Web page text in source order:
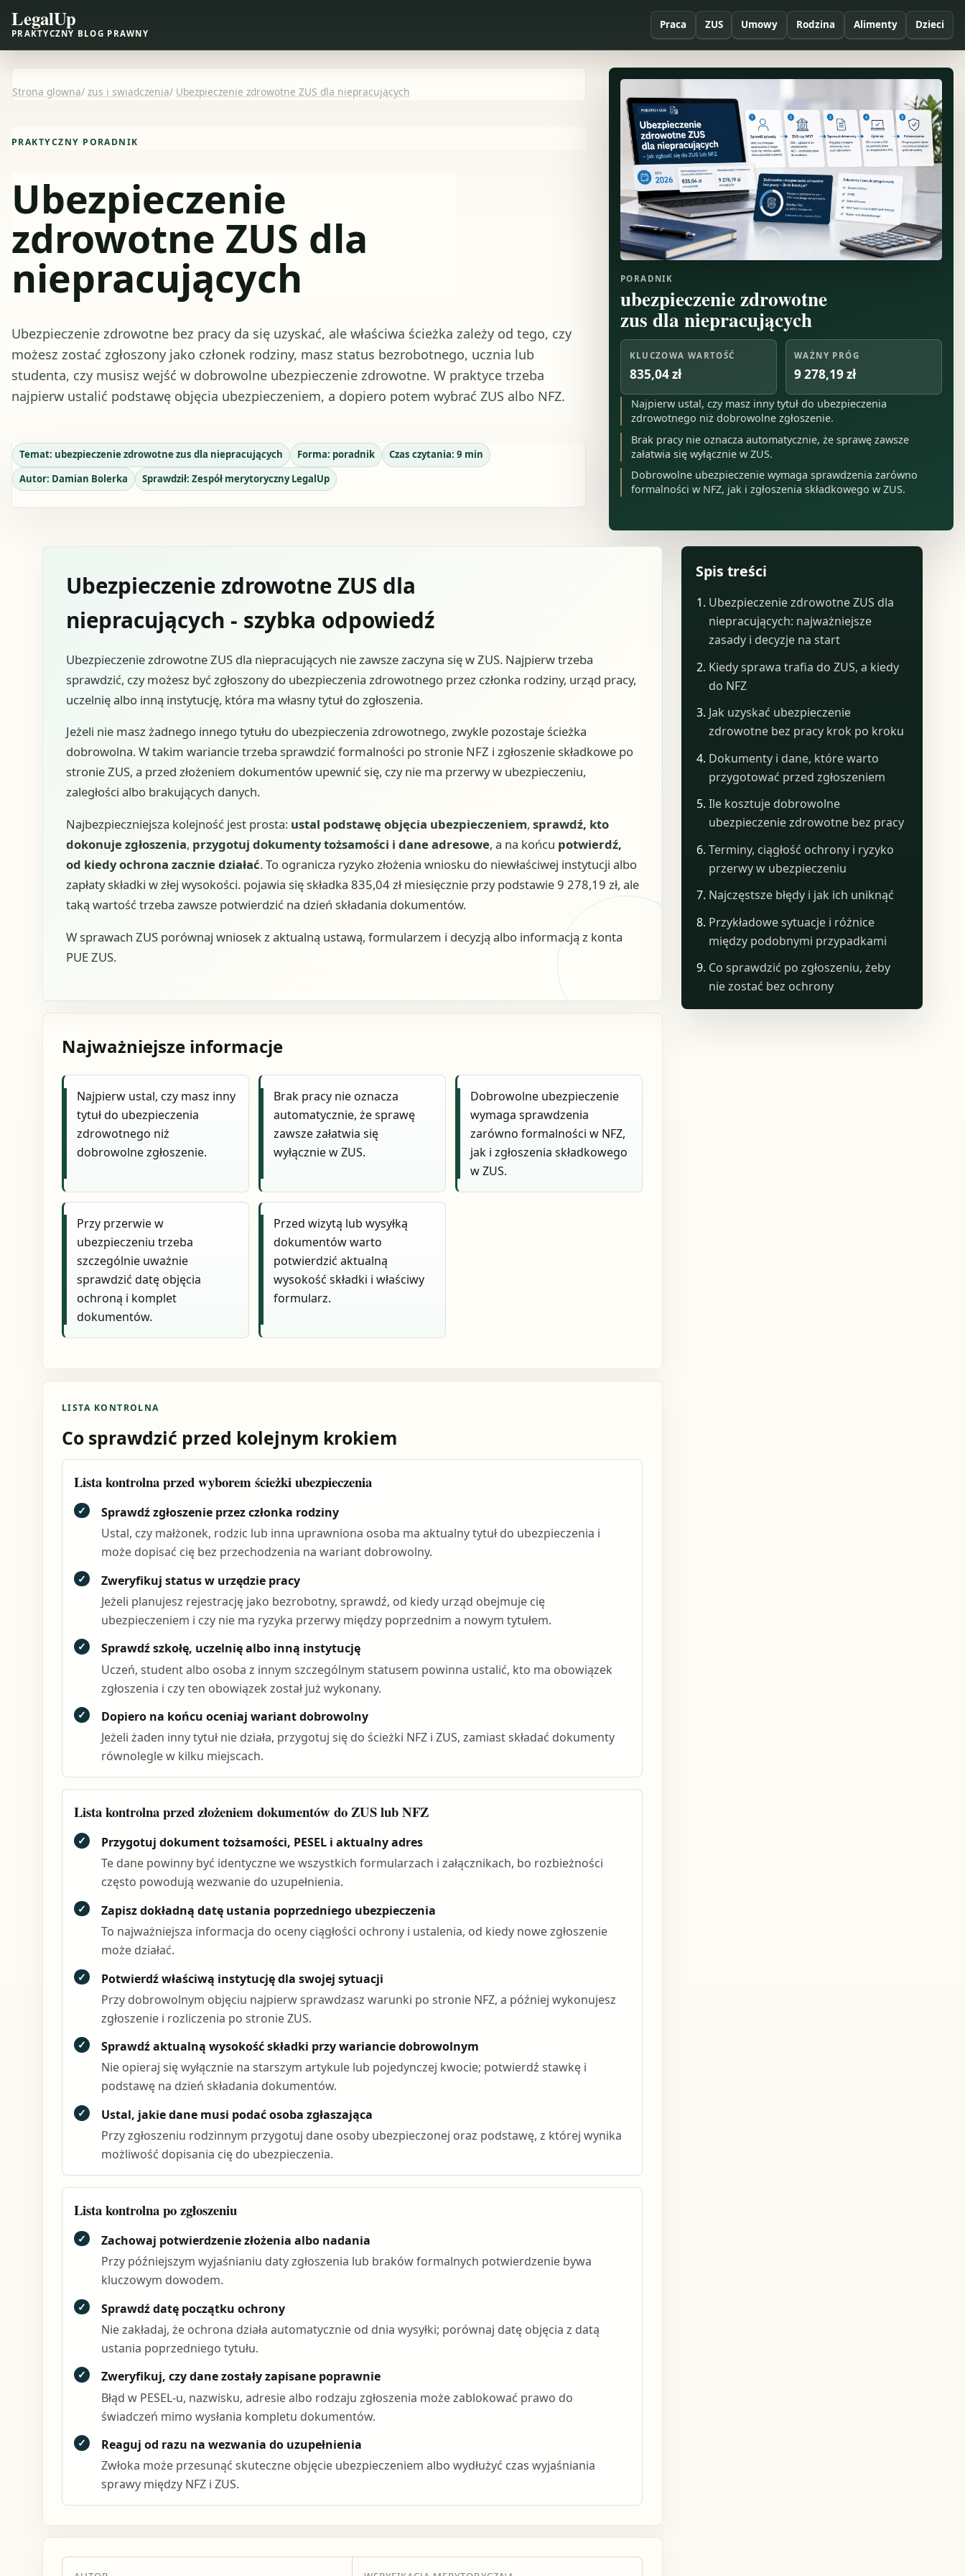
LegalUp
PRAKTYCZNY BLOG PRAWNY
Praca ZUS Umowy Rodzina Alimenty Dzieci
Strona glowna/ zus i swiadczenia/ Ubezpieczenie zdrowotne ZUS dla niepracujących
PRAKTYCZNY PORADNIK
Ubezpieczenie
zdrowotne ZUS dla
niepracujących
Ubezpieczenie zdrowotne bez pracy da się uzyskać, ale właściwa ścieżka zależy od tego, czy
możesz zostać zgłoszony jako członek rodziny, masz status bezrobotnego, ucznia lub
studenta, czy musisz wejść w dobrowolne ubezpieczenie zdrowotne. W praktyce trzeba
najpierw ustalić podstawę objęcia ubezpieczeniem, a dopiero potem wybrać ZUS albo NFZ.
Temat: ubezpieczenie zdrowotne zus dla niepracujących Forma: poradnik Czas czytania: 9 min
Autor: Damian Bolerka Sprawdził: Zespół merytoryczny LegalUp
PORADNIK
ubezpieczenie zdrowotne
zus dla niepracujących
KLUCZOWA WARTOŚĆ
835,04 zł
WAŻNY PRÓG
9 278,19 zł
Najpierw ustal, czy masz inny tytuł do ubezpieczenia
zdrowotnego niż dobrowolne zgłoszenie.
Brak pracy nie oznacza automatycznie, że sprawę zawsze
załatwia się wyłącznie w ZUS.
Dobrowolne ubezpieczenie wymaga sprawdzenia zarówno
formalności w NFZ, jak i zgłoszenia składkowego w ZUS.
Ubezpieczenie zdrowotne ZUS dla
niepracujących - szybka odpowiedź
Ubezpieczenie zdrowotne ZUS dla niepracujących nie zawsze zaczyna się w ZUS. Najpierw trzeba
sprawdzić, czy możesz być zgłoszony do ubezpieczenia zdrowotnego przez członka rodziny, urząd pracy,
uczelnię albo inną instytucję, która ma własny tytuł do zgłoszenia.
Jeżeli nie masz żadnego innego tytułu do ubezpieczenia zdrowotnego, zwykle pozostaje ścieżka
dobrowolna. W takim wariancie trzeba sprawdzić formalności po stronie NFZ i zgłoszenie składkowe po
stronie ZUS, a przed złożeniem dokumentów upewnić się, czy nie ma przerwy w ubezpieczeniu,
zaległości albo brakujących danych.
Najbezpieczniejsza kolejność jest prosta: ustal podstawę objęcia ubezpieczeniem, sprawdź, kto
dokonuje zgłoszenia, przygotuj dokumenty tożsamości i dane adresowe, a na końcu potwierdź,
od kiedy ochrona zacznie działać. To ogranicza ryzyko złożenia wniosku do niewłaściwej instytucji albo
zapłaty składki w złej wysokości. pojawia się składka 835,04 zł miesięcznie przy podstawie 9 278,19 zł, ale
taką wartość trzeba zawsze potwierdzić na dzień składania dokumentów.
W sprawach ZUS porównaj wniosek z aktualną ustawą, formularzem i decyzją albo informacją z konta
PUE ZUS.
Najważniejsze informacje
Najpierw ustal, czy masz inny
tytuł do ubezpieczenia
zdrowotnego niż
dobrowolne zgłoszenie.
Brak pracy nie oznacza
automatycznie, że sprawę
zawsze załatwia się
wyłącznie w ZUS.
Dobrowolne ubezpieczenie
wymaga sprawdzenia
zarówno formalności w NFZ,
jak i zgłoszenia składkowego
w ZUS.
Przy przerwie w
ubezpieczeniu trzeba
szczególnie uważnie
sprawdzić datę objęcia
ochroną i komplet
dokumentów.
Przed wizytą lub wysyłką
dokumentów warto
potwierdzić aktualną
wysokość składki i właściwy
formularz.
LISTA KONTROLNA
Co sprawdzić przed kolejnym krokiem
Lista kontrolna przed wyborem ścieżki ubezpieczenia
✓
Sprawdź zgłoszenie przez członka rodziny
Ustal, czy małżonek, rodzic lub inna uprawniona osoba ma aktualny tytuł do ubezpieczenia i
może dopisać cię bez przechodzenia na wariant dobrowolny.
✓
Zweryfikuj status w urzędzie pracy
Jeżeli planujesz rejestrację jako bezrobotny, sprawdź, od kiedy urząd obejmuje cię
ubezpieczeniem i czy nie ma ryzyka przerwy między poprzednim a nowym tytułem.
✓
Sprawdź szkołę, uczelnię albo inną instytucję
Uczeń, student albo osoba z innym szczególnym statusem powinna ustalić, kto ma obowiązek
zgłoszenia i czy ten obowiązek został już wykonany.
✓
Dopiero na końcu oceniaj wariant dobrowolny
Jeżeli żaden inny tytuł nie działa, przygotuj się do ścieżki NFZ i ZUS, zamiast składać dokumenty
równolegle w kilku miejscach.
Lista kontrolna przed złożeniem dokumentów do ZUS lub NFZ
✓
Przygotuj dokument tożsamości, PESEL i aktualny adres
Te dane powinny być identyczne we wszystkich formularzach i załącznikach, bo rozbieżności
często powodują wezwanie do uzupełnienia.
✓
Zapisz dokładną datę ustania poprzedniego ubezpieczenia
To najważniejsza informacja do oceny ciągłości ochrony i ustalenia, od kiedy nowe zgłoszenie
może działać.
✓
Potwierdź właściwą instytucję dla swojej sytuacji
Przy dobrowolnym objęciu najpierw sprawdzasz warunki po stronie NFZ, a później wykonujesz
zgłoszenie i rozliczenia po stronie ZUS.
✓
Sprawdź aktualną wysokość składki przy wariancie dobrowolnym
Nie opieraj się wyłącznie na starszym artykule lub pojedynczej kwocie; potwierdź stawkę i
podstawę na dzień składania dokumentów.
✓
Ustal, jakie dane musi podać osoba zgłaszająca
Przy zgłoszeniu rodzinnym przygotuj dane osoby ubezpieczonej oraz podstawę, z której wynika
możliwość dopisania cię do ubezpieczenia.
Lista kontrolna po zgłoszeniu
✓
Zachowaj potwierdzenie złożenia albo nadania
Przy późniejszym wyjaśnianiu daty zgłoszenia lub braków formalnych potwierdzenie bywa
kluczowym dowodem.
✓
Sprawdź datę początku ochrony
Nie zakładaj, że ochrona działa automatycznie od dnia wysyłki; porównaj datę objęcia z datą
ustania poprzedniego tytułu.
✓
Zweryfikuj, czy dane zostały zapisane poprawnie
Błąd w PESEL-u, nazwisku, adresie albo rodzaju zgłoszenia może zablokować prawo do
świadczeń mimo wysłania kompletu dokumentów.
✓
Reaguj od razu na wezwania do uzupełnienia
Zwłoka może przesunąć skuteczne objęcie ubezpieczeniem albo wydłużyć czas wyjaśniania
sprawy między NFZ i ZUS.
Spis treści
Ubezpieczenie zdrowotne ZUS dla
niepracujących: najważniejsze
zasady i decyzje na start
Kiedy sprawa trafia do ZUS, a kiedy
do NFZ
Jak uzyskać ubezpieczenie
zdrowotne bez pracy krok po kroku
Dokumenty i dane, które warto
przygotować przed zgłoszeniem
Ile kosztuje dobrowolne
ubezpieczenie zdrowotne bez pracy
Terminy, ciągłość ochrony i ryzyko
przerwy w ubezpieczeniu
Najczęstsze błędy i jak ich uniknąć
Przykładowe sytuacje i różnice
między podobnymi przypadkami
Co sprawdzić po zgłoszeniu, żeby
nie zostać bez ochrony